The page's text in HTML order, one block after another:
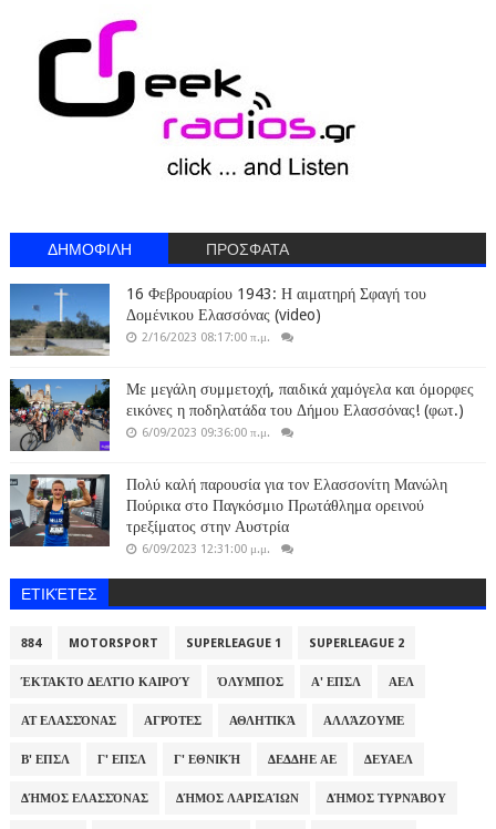
ΔΗΜΟΦΙΛΗ ΠΡΟΣΦΑΤΑ
16 Φεβρουαρίου 1943: Η αιματηρή Σφαγή του
Δομένικου Ελασσόνας (video)
2/16/2023 08:17:00 π.μ.
Με μεγάλη συμμετοχή, παιδικά χαμόγελα και όμορφες
εικόνες η ποδηλατάδα του Δήμου Ελασσόνας! (φωτ.)
6/09/2023 09:36:00 π.μ.
Πολύ καλή παρουσία για τον Ελασσονίτη Μανώλη
Πούρικα στο Παγκόσμιο Πρωτάθλημα ορεινού
τρεξίματος στην Αυστρία
6/09/2023 12:31:00 μ.μ.
ΕΤΙΚΈΤΕΣ
884 MOTORSPORT SUPERLEAGUE 1 SUPERLEAGUE 2
ΈΚΤΑΚΤΟ ΔΕΛΤΊΟ ΚΑΙΡΟΎ ΌΛΥΜΠΟΣ Α' ΕΠΣΛ ΑΕΛ
ΑΤ ΕΛΑΣΣΌΝΑΣ ΑΓΡΌΤΕΣ ΑΘΛΗΤΙΚΆ ΑΛΛΆΖΟΥΜΕ
Β' ΕΠΣΛ Γ' ΕΠΣΛ Γ' ΕΘΝΙΚΉ ΔΕΔΔΗΕ ΑΕ ΔΕΥΑΕΛ
ΔΉΜΟΣ ΕΛΑΣΣΌΝΑΣ ΔΉΜΟΣ ΛΑΡΙΣΑΊΩΝ ΔΉΜΟΣ ΤΥΡΝΆΒΟΥ